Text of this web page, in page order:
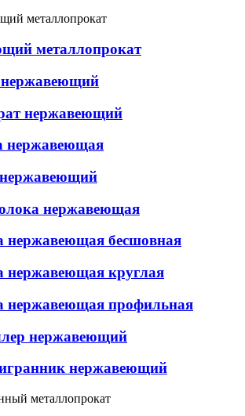
металлопрокат
нержавеющий
нержавеющая
нержавеющая
нержавеющая бесшовная
нержавеющая круглая
нержавеющая профильная
нержавеющий
нержавеющий